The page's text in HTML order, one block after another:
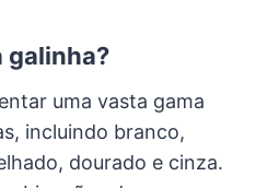
galinha?
uma vasta gama
incluindo branco,
dourado e cinza.